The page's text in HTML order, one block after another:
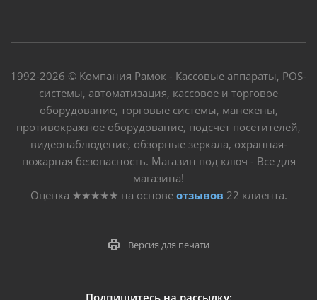
1992-2026 © Компания Рамок - Кассовые аппараты, POS-
системы, автоматизация, кассовое и торговое
оборудование, торговые системы, манекены,
противокражное оборудование, подсчет посетителей,
видеонаблюдение, обзорные зеркала, охранная-
пожарная безопасность. Магазин под ключ - Все для
магазина!
Оценка ★★★★★ на основе отзывов 22 клиента.
Версия для печати
Подпишитесь на рассылку: